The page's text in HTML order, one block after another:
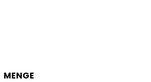
MENGE